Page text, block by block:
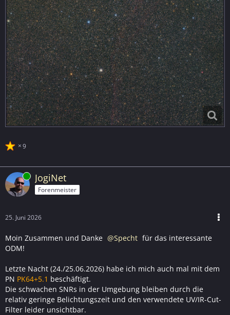
9
Online JogiNet
Forenmeister
25. Juni 2026
Moin Zusammen und Danke Specht für das interessante
ODM!
Letzte Nacht (24./25.06.2026) habe ich mich auch mal mit dem
PN PK64+5.1 beschäftigt.
Die schwachen SNRs in der Umgebung bleiben durch die
relativ geringe Belichtungszeit und den verwendete UV/IR-Cut-
Filter leider unsichtbar.